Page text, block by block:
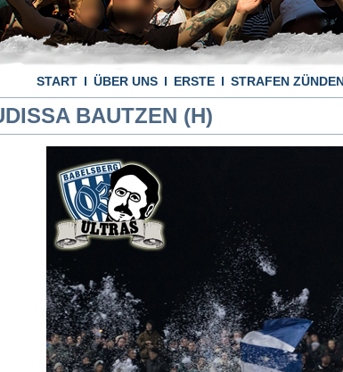
START ÜBER UNS ERSTE STRAFEN
BAUTZEN (H)